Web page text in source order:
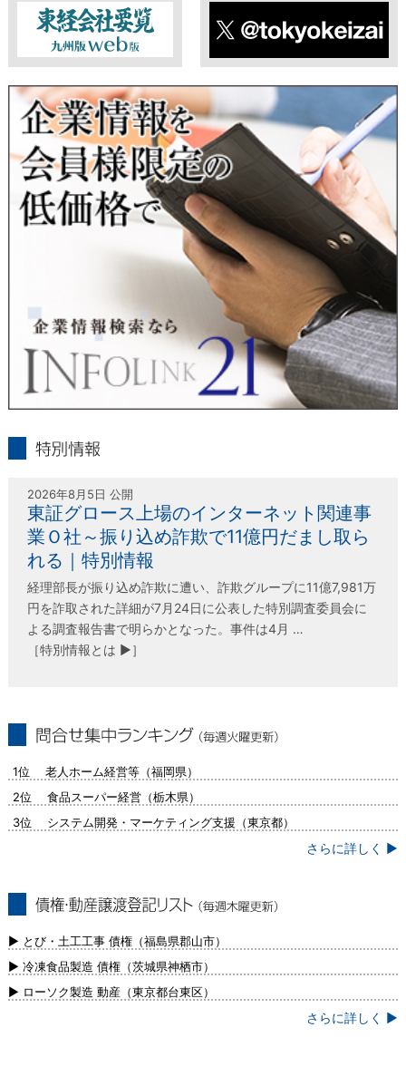
個人情報のご提供は任意ですが、必要な個人情報をご提供いた
だけなかった場合は、上記利用目的を達成できない場合があり
ますのでご了承ください。
当社は、本人が自己の個人情報について、通知・開示・訂正・
追加・削除・利用停止・提供停止の希望がございましたら、本
人または代理人の請求応じて、個人データの通知・開示・訂
正・追加・削除・利用停止・提供停止の請求に応じます。
受付方法は、本人確認資料（運転免許証、パスポート何れかの
コピー）、「個人情報取扱申請書」「委任状」（代理人による
申請の場合のみ必要となります）を当社宛にお送り下さい。
＜個人情報保護に関するお問合せ・相談窓口＞
〒802-0004 北九州市小倉北区鍛冶町2丁目5-11（第一東経ビ
フリーダイヤル 0120-55-9986
受付時間 平日9：00～17：00
東経会社要覧web版 X
2026年8月5日 公開
東証グロース上場のインターネット関連事
業Ｏ社～振り込め詐欺で11億円だまし取ら
れる｜特別情報
経理部長が振り込め詐欺に遭い、詐欺グループに11億7,981万
円を詐取された詳細が7月24日に公表した特別調査委員会に
よる調査報告書で明らかとなった。事件は4月 …
［特別情報とは ▶］
1位 老人ホーム経営等（福岡県）
2位 食品スーパー経営（栃木県）
3位 システム開発・マーケティング支援（東京都）
さらに詳しく ▶
新）
▶ とび・土工工事 債権（福島県郡山市）
▶ 冷凍食品製造 債権（茨城県神栖市）
▶ ローソク製造 動産（東京都台東区）
さらに詳しく ▶